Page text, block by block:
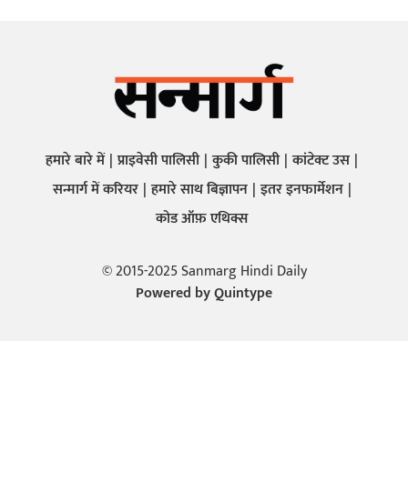
हमारे बारे में प्राइवेसी पालिसी कुकी पालिसी कांटेक्ट उस
सन्मार्ग में करियर हमारे साथ बिज्ञापन इतर इनफार्मेशन
कोड ऑफ़ एथिक्स
© 2015-2025 Sanmarg Hindi Daily
Powered byQuintype